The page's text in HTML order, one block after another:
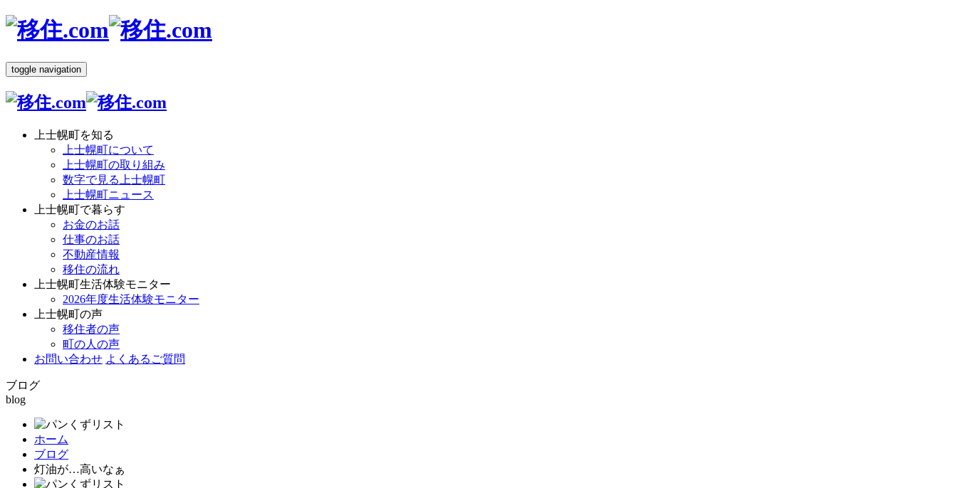
toggle navigation
上士幌町を知る
上士幌町について
上士幌町の取り組み
数字で見る上士幌町
上士幌町ニュース
上士幌町で暮らす
お金のお話
仕事のお話
不動産情報
移住の流れ
上士幌町生活体験モニター
2026年度生活体験モニター
上士幌町の声
移住者の声
町の人の声
お問い合わせ よくあるご質問
ブログ
blog
ホーム
ブログ
灯油が…高いなぁ